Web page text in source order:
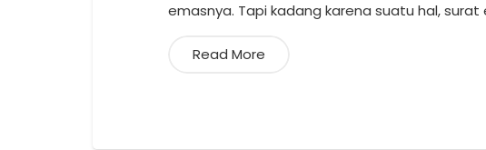
emasnya. Tapi kadang karena suatu hal,
Read More